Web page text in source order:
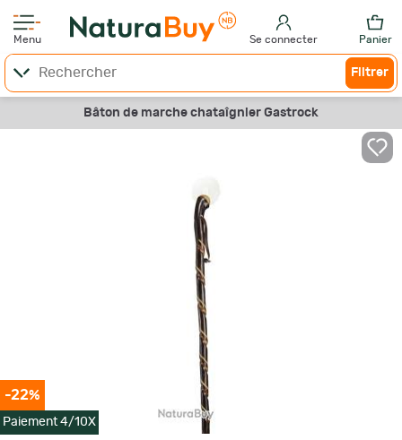
Menu Se connecter Panier
Filtrer
Bâton de marche chataîgnier Gastrock
-22%
Paiement 4/10X